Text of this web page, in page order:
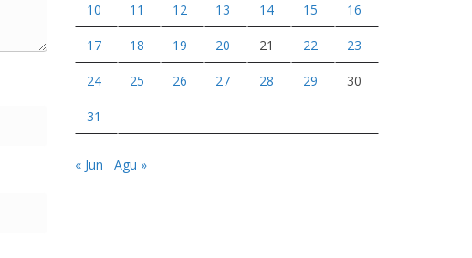
10 11 12 13 14 15 16
17 18 19 20 21 22 23
24 25 26 27 28 29 30
31
« Jun Agu »